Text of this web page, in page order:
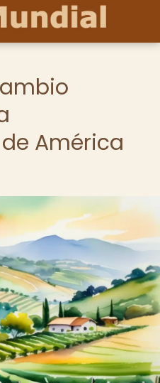
América